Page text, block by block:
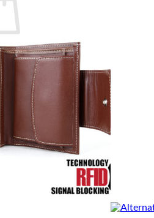
produkty v košíku.
sa do obchodu